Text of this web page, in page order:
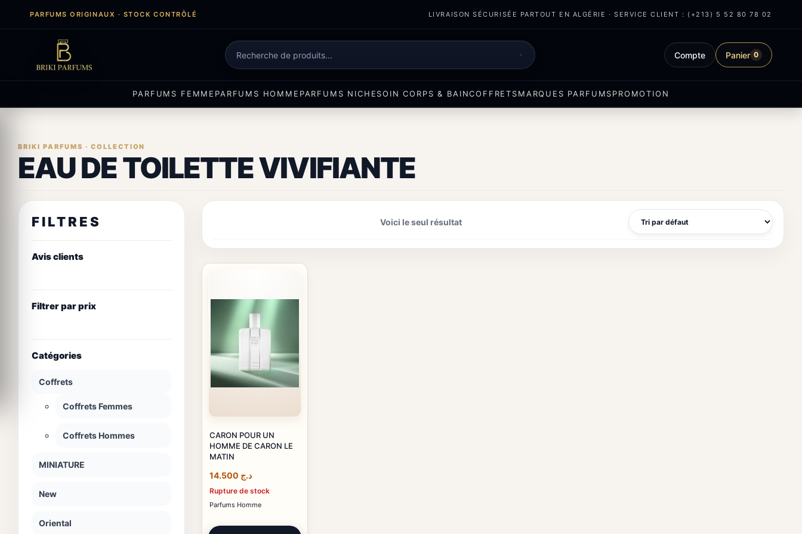
PARFUMS ORIGINAUX · STOCK CONTRÔLÉ LIVRAISON SÉCURISÉE PARTOUT EN ALGÉRIE · SERVICE CLIENT : (+213) 5 52 80 78 02
Recherche
de
produits
Compte Panier 0
PARFUMS FEMME PARFUMS HOMME PARFUMS NICHESOIN CORPS & BAINCOFFRETSMARQUES PARFUMSPROMOTION
EAU DE TOILETTE VIVIFIANTE
FILTRES
Avis clients
Filtrer par prix
Catégories
Coffrets
Coffrets Femmes
Coffrets Hommes
MINIATURE
New
Oriental
Voici le seul résultat
CARON POUR UN
HOMME DE CARON LE
MATIN
د.ج
Rupture de stock
Parfums Homme